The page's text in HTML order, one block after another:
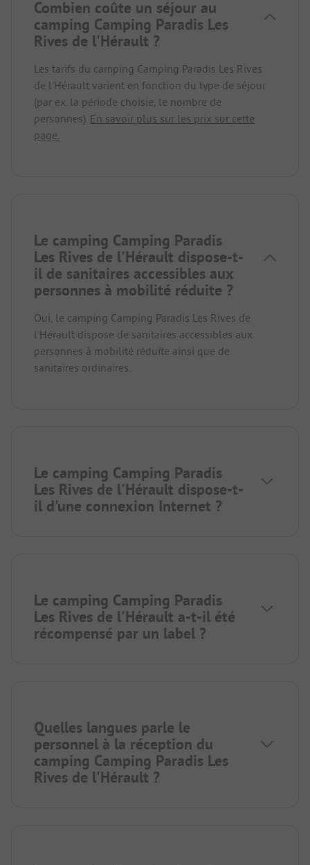
Combien coûte un séjour au
camping Camping Paradis Les
Rives de l'Hérault ?
Les tarifs du camping Camping Paradis Les Rives
de l'Hérault varient en fonction du type de séjour
(par ex. la période choisie, le nombre de
personnes). En savoir plus sur les prix sur cette
page.
Le camping Camping Paradis
Les Rives de l'Hérault dispose-t-
il de sanitaires accessibles aux
personnes à mobilité réduite ?
Oui, le camping Camping Paradis Les Rives de
l'Hérault dispose de sanitaires accessibles aux
personnes à mobilité réduite ainsi que de
sanitaires ordinaires.
Le camping Camping Paradis
Les Rives de l'Hérault dispose-t-
il d'une connexion Internet ?
Le camping Camping Paradis
Les Rives de l'Hérault a-t-il été
récompensé par un label ?
Quelles langues parle le
personnel à la réception du
camping Camping Paradis Les
Rives de l'Hérault ?